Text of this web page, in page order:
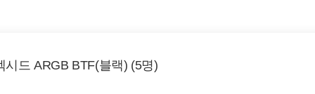
시드 ARGB BTF(블랙) (5명)